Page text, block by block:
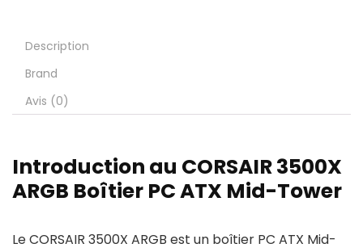
Description
Brand
Avis (0)
Introduction au CORSAIR 3500X
ARGB Boîtier PC ATX Mid-Tower
Le CORSAIR 3500X ARGB est un boîtier PC ATX Mid-